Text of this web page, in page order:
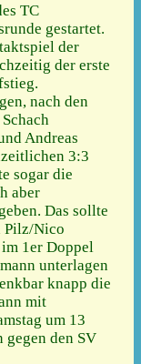
TC
gestartet.
der
der erste
nach den
Andreas
3:3
sogar die
aber
Das sollte
Pilz/Nico
1er Doppel
unterlagen
knapp die
mit
um 13
gegen den SV